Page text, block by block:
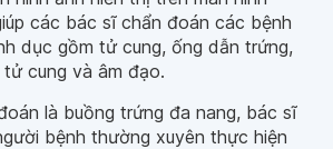
các bác sĩ chẩn đoán các bệnh
dục gồm tử cung, ống dẫn trứng,
cung và âm đạo.
là buồng trứng đa nang, bác sĩ
bệnh thường xuyên thực hiện